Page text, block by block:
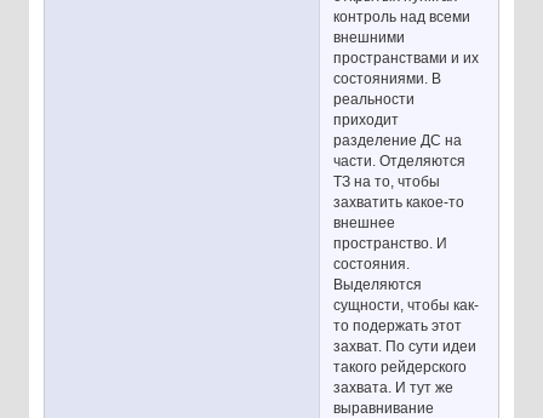
контроль над всеми
внешними
пространствами и их
состояниями. В
реальности
приходит
разделение ДС на
части. Отделяются
ТЗ на то, чтобы
захватить какое-то
внешнее
пространство. И
состояния.
Выделяются
сущности, чтобы как-
то подержать этот
захват. По сути идеи
такого рейдерского
захвата. И тут же
выравнивание